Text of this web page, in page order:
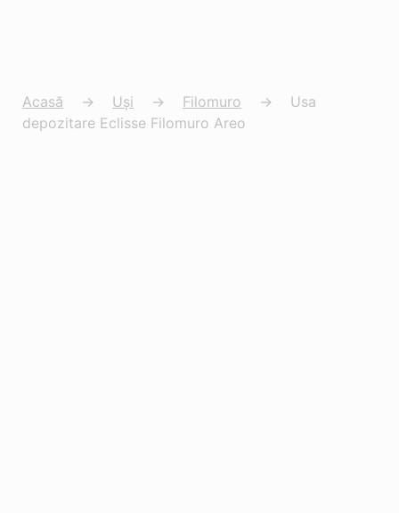
Acasă → Uși → Filomuro →
Usa
depozitare Eclisse Filomuro Areo